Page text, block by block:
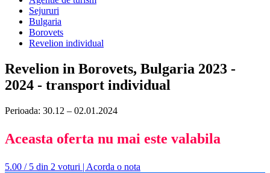
Sejururi
Bulgaria
Borovets
Revelion individual
Revelion in Borovets, Bulgaria 2023 -
2024 - transport individual
Perioada: 30.12 – 02.01.2024
Aceasta oferta nu mai este valabila
5.00 / 5 din 2 voturi | Acorda o nota